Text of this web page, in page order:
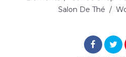
Salon De Thé /